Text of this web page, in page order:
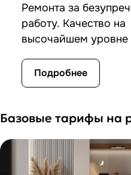
Ремонта за
работу. Качество на
высочайшем
аккуратно, с
деталям.
пояснить нюансы
Подробнее
Базовые тарифы на